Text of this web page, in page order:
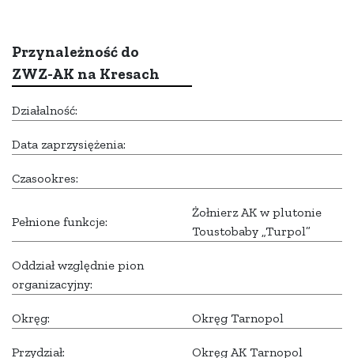
Przynależność do
ZWZ-AK na Kresach
Działalność:
Data zaprzysiężenia:
Czasookres:
Pełnione funkcje:
Żołnierz AK w plutonie
Toustobaby „Turpol”
Oddział względnie pion
organizacyjny:
Okręg: Okręg Tarnopol
Przydział: Okręg AK Tarnopol